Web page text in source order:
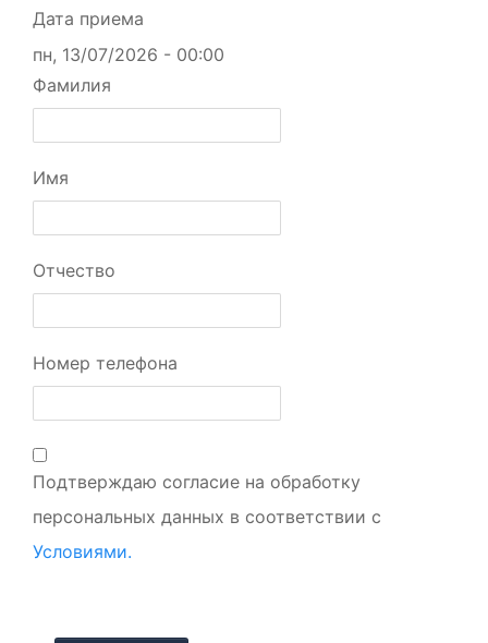
Дата приема
пн, 13/07/2026 - 00:00
Фамилия
Имя
Отчество
Номер телефона
Подтверждаю согласие на обработку
персональных данных в соответствии с
Условиями.